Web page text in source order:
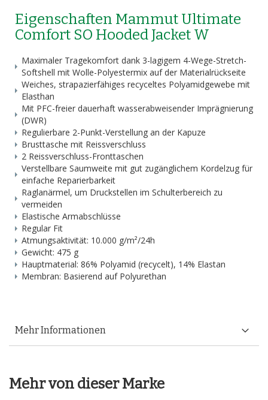
Eigenschaften Mammut Ultimate
Comfort SO Hooded Jacket W
Maximaler Tragekomfort dank 3-lagigem 4-Wege-Stretch-
Softshell mit Wolle-Polyestermix auf der Materialrückseite
Weiches, strapazierfähiges recyceltes Polyamidgewebe mit
Elasthan
Mit PFC-freier dauerhaft wasserabweisender Imprägnierung
(DWR)
Regulierbare 2-Punkt-Verstellung an der Kapuze
Brusttasche mit Reissverschluss
2 Reissverschluss-Fronttaschen
Verstellbare Saumweite mit gut zugänglichem Kordelzug für
einfache Reparierbarkeit
Raglanärmel, um Druckstellen im Schulterbereich zu
vermeiden
Elastische Armabschlüsse
Regular Fit
Atmungsaktivität: 10.000 g/m²/24h
Gewicht: 475 g
Hauptmaterial: 86% Polyamid (recycelt), 14% Elastan
Membran: Basierend auf Polyurethan
Mehr Informationen
Mehr von dieser Marke